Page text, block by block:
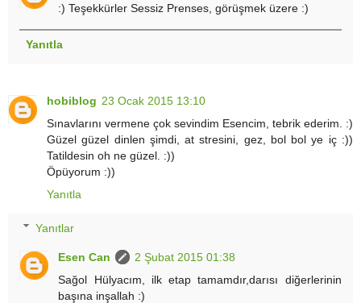
:) Teşekkürler Sessiz Prenses, görüşmek üzere :)
Yanıtla
hobiblog 23 Ocak 2015 13:10
Sınavlarını vermene çok sevindim Esencim, tebrik ederim. :)
Güzel güzel dinlen şimdi, at stresini, gez, bol bol ye iç :))
Tatildesin oh ne güzel. :))
Öpüyorum :))
Yanıtla
Yanıtlar
Esen Can
2 Şubat 2015 01:38
Sağol Hülyacım, ilk etap tamamdır,darısı diğerlerinin
başına inşallah :)